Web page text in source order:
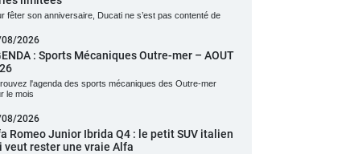
fêter son anniversaire, Ducati ne s’est pas contenté de
2026
: Sports Mécaniques Outre-mer – AOUT
l'agenda des sports mécaniques des Outre-mer
le mois
2026
Romeo Junior Ibrida Q4 : le petit SUV italien
veut rester une vraie Alfa